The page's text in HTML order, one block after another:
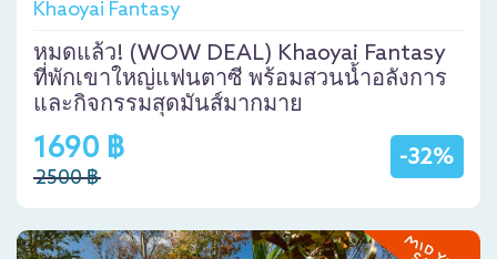
Khaoyai Fantasy
หมดแล้ว! (WOW DEAL) Khaoyai Fantasy
ที่พักเขาใหญ่แฟนตาซี พร้อมสวนน้ำอลังการ
และกิจกรรมสุดมันส์มากมาย
-32%
1690 ฿
2500 ฿